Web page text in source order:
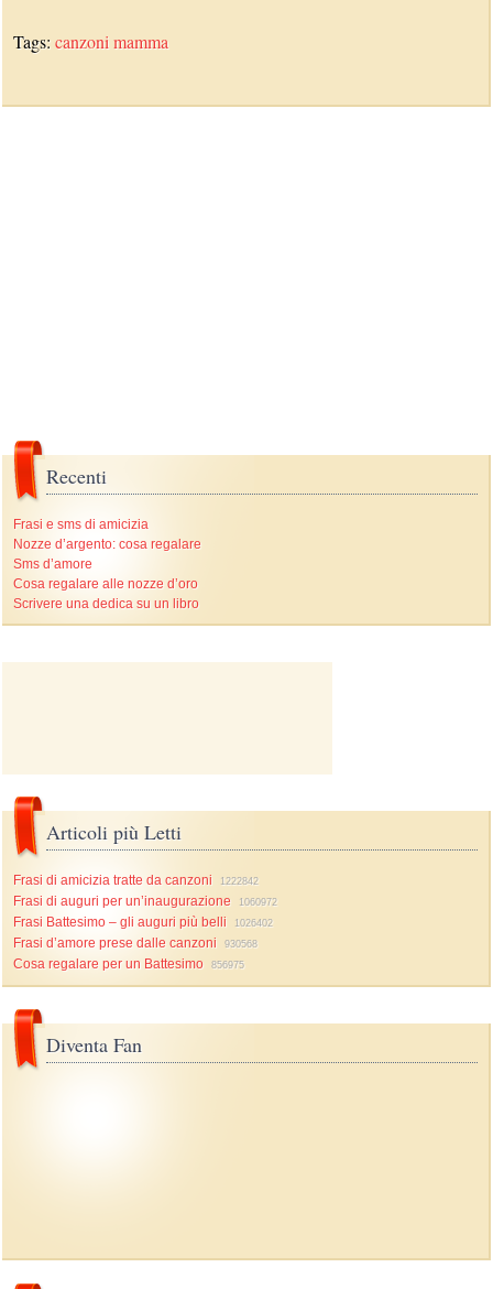
Tags:canzoni mamma
Recenti
Frasi e sms di amicizia
Nozze d’argento: cosa regalare
Sms d’amore
Cosa regalare alle nozze d’oro
Scrivere una dedica su un libro
Articoli più Letti
Frasi di amicizia tratte da canzoni 1222842
Frasi di auguri per un’inaugurazione 1060972
Frasi Battesimo – gli auguri più belli 1026402
Frasi d’amore prese dalle canzoni 930568
Cosa regalare per un Battesimo 856975
Diventa Fan